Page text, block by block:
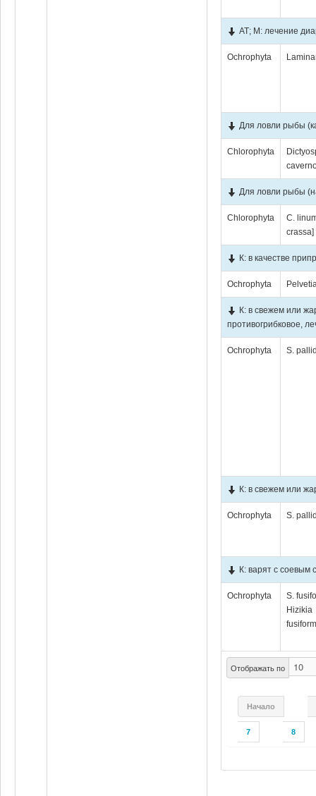
Отображать по
Начало
7 8
АТ; М: лечение
Ochrophyta
Для ловли рыбы
Chlorophyta
Для ловли рыбы
Chlorophyta
C.
crassa]
К: в качестве
Ochrophyta
К: в свежем или
противогрибковое,
Ochrophyta S.
К: в свежем или
Ochrophyta S.
К: варят с соевым
Ochrophyta
S.
Hizikia